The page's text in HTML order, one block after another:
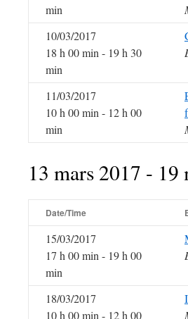
min
10/03/2017
18 h 00 min - 19 h 30
min
11/03/2017
10 h 00 min - 12 h 00
min
13 mars 2017 - 19
Date/Time
15/03/2017
17 h 00 min - 19 h 00
min
18/03/2017
10 h 00 min - 12 h 00